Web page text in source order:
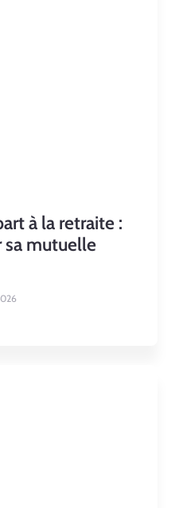
à la retraite :
mutuelle